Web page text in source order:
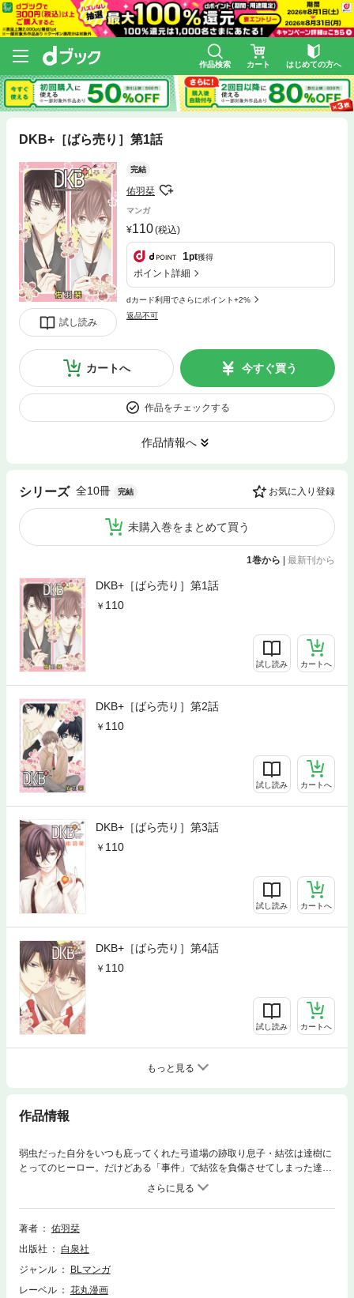
作品検索 カート はじめての方へ
DKB+［ばら売り］第1話
試し読み
完結
佑羽栞
マンガ
110(税込)
1pt獲得
ポイント詳細
dカード利用でさらにポイント+2%
返品不可
カートへ 今すぐ買う
作品をチェックする
作品情報へ
シリーズ 全10冊 完結 お気に入り登録
未購入巻をまとめて買う
1巻から | 最新刊から
DKB+［ばら売り］第1話
110
試し読み カートへ
DKB+［ばら売り］第2話
110
試し読み カートへ
DKB+［ばら売り］第3話
110
試し読み カートへ
DKB+［ばら売り］第4話
110
試し読み カートへ
もっと見る
作品情報
弱虫だった自分をいつも庇ってくれた弓道場の跡取り息子・結弦は達樹に
とってのヒーロー。だけどある「事件」で結弦を負傷させてしまった達樹
は転校。弓道からも遠ざかっていた…だが、高等部の入学式で突然再会し
て！(この作品はウェブ・マガジン：花丸漫画 Vol.26に収録されていま
す。重複購入にご注意ください。)
著者
佑羽栞
出版社
白泉社
ジャンル
BLマンガ
レーベル
花丸漫画